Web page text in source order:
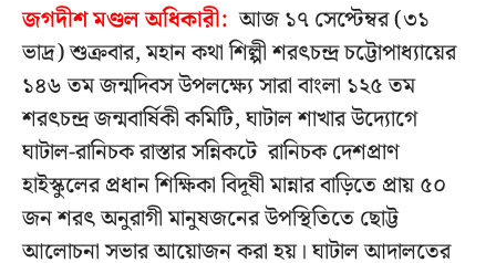
জগদীশ মণ্ডল অধিকারী: আজ ১৭ সেপ্টেম্বর (৩১
ভাদ্র) শুক্রবার, মহান কথা শিল্পী শরৎচন্দ্র চট্টোপাধ্যায়ের
১৪৬ তম জন্মদিবস উপলক্ষ্যে সারা বাংলা ১২৫ তম
শরৎচন্দ্র জন্মবার্ষিকী কমিটি, ঘাটাল শাখার উদ্যোগে
ঘাটাল-রানিচক রাস্তার সন্নিকটে রানিচক দেশপ্রাণ
হাইস্কুলের প্রধান শিক্ষিকা বিদূষী মান্নার বাড়িতে প্রায় ৫০
জন শরৎ অনুরাগী মানুষজনের উপস্থিতিতে ছোট্ট
আলোচনা সভার আয়োজন করা হয়। ঘাটাল আদালতের